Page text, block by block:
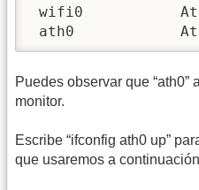
wifi0
ath0
Puedes observar que
monitor.
Escribe “ifconfig ath0 up”
que usaremos a